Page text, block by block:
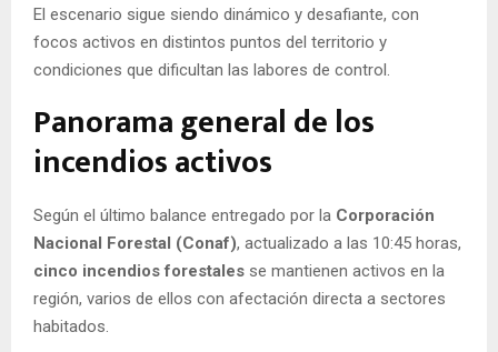
El escenario sigue siendo dinámico y desafiante, con
focos activos en distintos puntos del territorio y
condiciones que dificultan las labores de control.
Panorama general de los
incendios activos
Según el último balance entregado por la Corporación
Nacional Forestal (Conaf), actualizado a las 10:45 horas,
cinco incendios forestales se mantienen activos en la
región, varios de ellos con afectación directa a sectores
habitados.